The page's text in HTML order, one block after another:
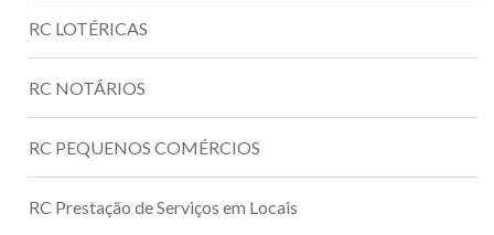
RC LOTÉRICAS
RC NOTÁRIOS
RC PEQUENOS COMÉRCIOS
RC Prestação de Serviços em Locais